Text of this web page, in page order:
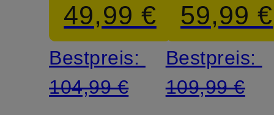
49,99 €
Bestpreis:
104,99 €
59,99 €
Bestpreis:
109,99 €